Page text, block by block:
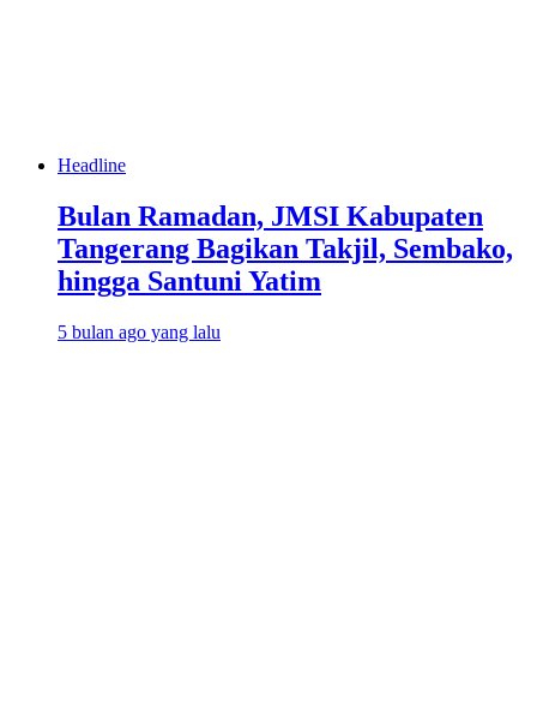
Headline
Bulan Ramadan, JMSI Kabupaten
Tangerang Bagikan Takjil, Sembako,
hingga Santuni Yatim
5 bulan ago yang lalu